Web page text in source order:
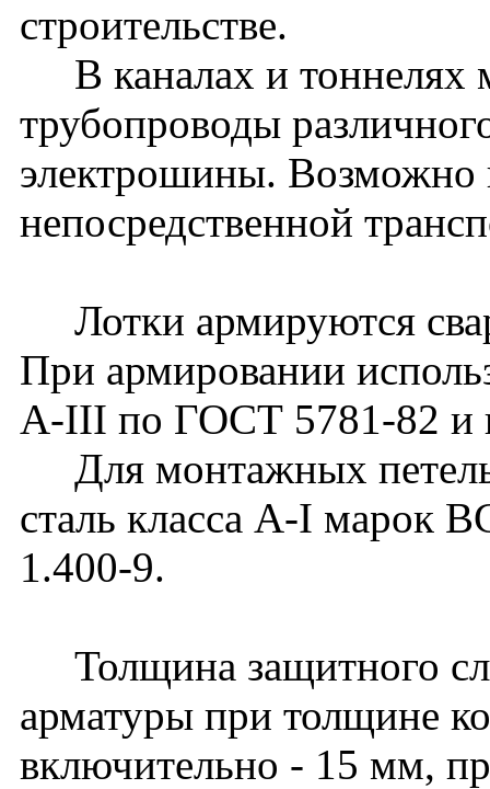
строительстве.
В каналах и тоннелях
трубопроводы
электрошины. Возможно
непосредственной
Лотки армируются
При армировании
А-III по ГОСТ 5781-82 и
Для монтажных петель
сталь класса А-I марок
1.400-9.
Толщина защитного
арматуры при толщине
включительно - 15 мм,